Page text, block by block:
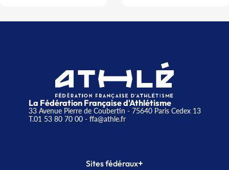
La Fédération Française d'Athlétisme
33 Avenue Pierre de Coubertin - 75640 Paris Cedex 13
T.01 53 80 70 00- ffa@athle.fr
Sites fédéraux+